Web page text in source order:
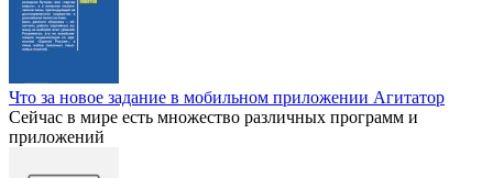
Что за новое задание в мобильном приложении Агитатор
Сейчас в мире есть множество различных программ и
приложений